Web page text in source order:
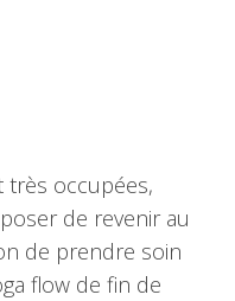
très occupées,
de revenir au
de prendre soin
flow de fin de